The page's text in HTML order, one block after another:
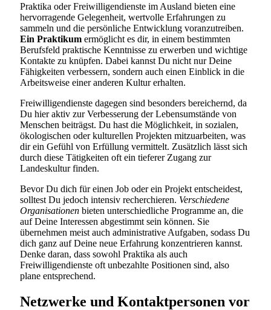
Praktika oder Freiwilligendienste im Ausland bieten eine
hervorragende Gelegenheit, wertvolle Erfahrungen zu
sammeln und die persönliche Entwicklung voranzutreiben.
Ein Praktikum ermöglicht es dir, in einem bestimmten
Berufsfeld praktische Kenntnisse zu erwerben und wichtige
Kontakte zu knüpfen. Dabei kannst Du nicht nur Deine
Fähigkeiten verbessern, sondern auch einen Einblick in die
Arbeitsweise einer anderen Kultur erhalten.
Freiwilligendienste dagegen sind besonders bereichernd, da
Du hier aktiv zur Verbesserung der Lebensumstände von
Menschen beiträgst. Du hast die Möglichkeit, in sozialen,
ökologischen oder kulturellen Projekten mitzuarbeiten, was
dir ein Gefühl von Erfüllung vermittelt. Zusätzlich lässt sich
durch diese Tätigkeiten oft ein tieferer Zugang zur
Landeskultur finden.
Bevor Du dich für einen Job oder ein Projekt entscheidest,
solltest Du jedoch intensiv recherchieren. Verschiedene
Organisationen bieten unterschiedliche Programme an, die
auf Deine Interessen abgestimmt sein können. Sie
übernehmen meist auch administrative Aufgaben, sodass Du
dich ganz auf Deine neue Erfahrung konzentrieren kannst.
Denke daran, dass sowohl Praktika als auch
Freiwilligendienste oft unbezahlte Positionen sind, also
plane entsprechend.
Netzwerke und Kontaktpersonen vor